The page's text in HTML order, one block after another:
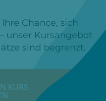
Chance, sich
unser Kursangebot
sind begrenzt.
KURS